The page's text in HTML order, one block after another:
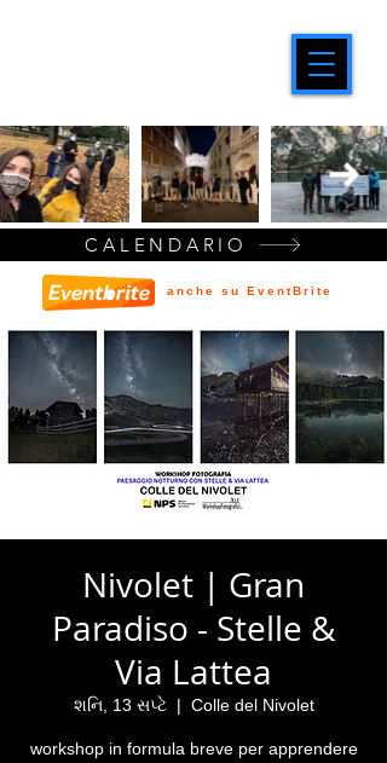
Nivolet | Gran
Paradiso - Stelle &
Via Lattea
શનિ, 13 સપ્ટે
  |
Colle del Nivolet
workshop in formula breve per apprendere
CALENDARIO
anche su EventBrite